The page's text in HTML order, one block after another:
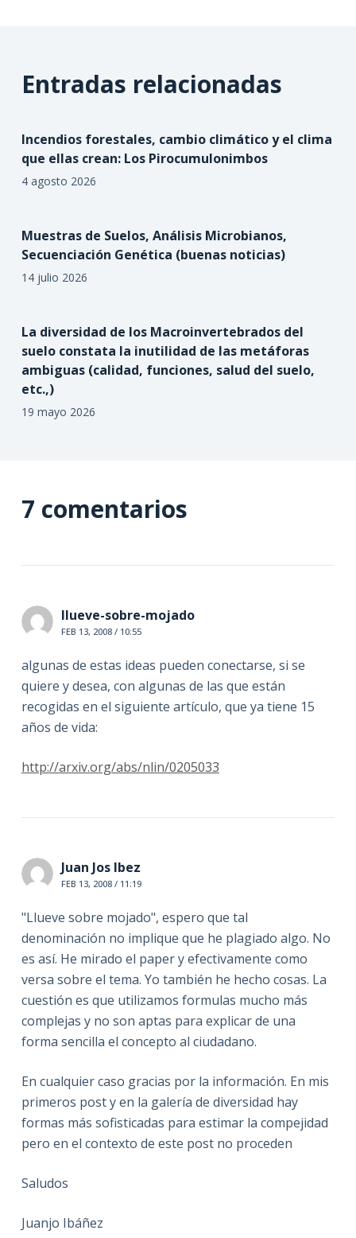
Entradas relacionadas
Incendios forestales, cambio climático y el clima
que ellas crean: Los Pirocumulonimbos
4 agosto 2026
Muestras de Suelos, Análisis Microbianos,
Secuenciación Genética (buenas noticias)
14 julio 2026
La diversidad de los Macroinvertebrados del
suelo constata la inutilidad de las metáforas
ambiguas (calidad, funciones, salud del suelo,
etc.,)
19 mayo 2026
7 comentarios
llueve-sobre-mojado
FEB 13, 2008 / 10:55
algunas de estas ideas pueden conectarse, si se
quiere y desea, con algunas de las que están
recogidas en el siguiente artículo, que ya tiene 15
años de vida:
http://arxiv.org/abs/nlin/0205033
Juan Jos Ibez
FEB 13, 2008 / 11:19
"Llueve sobre mojado", espero que tal
denominación no implique que he plagiado algo. No
es así. He mirado el paper y efectivamente como
versa sobre el tema. Yo también he hecho cosas. La
cuestión es que utilizamos formulas mucho más
complejas y no son aptas para explicar de una
forma sencilla el concepto al ciudadano.
En cualquier caso gracias por la información. En mis
primeros post y en la galería de diversidad hay
formas más sofisticadas para estimar la compejidad
pero en el contexto de este post no proceden
Saludos
Juanjo Ibáñez